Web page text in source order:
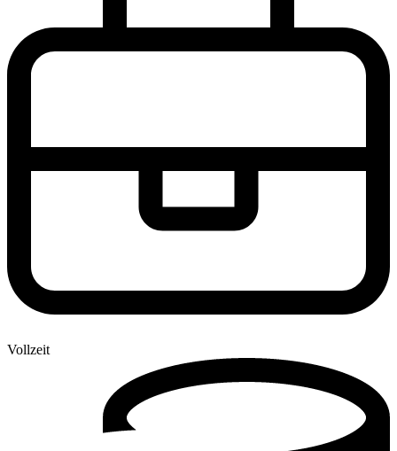
Vollzeit